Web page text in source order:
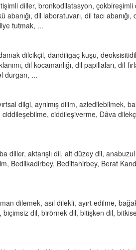
diller, bronkodilatasyon, çokbireşimli
abanığı, dil laboratuvarı, dil tacı
tutmak, ...
dilcikçil, dandiligaç kuşu,
dil kocamanlığı, dil papillaları, dil-
durgan, ...
dilgi, ayrılmış dilim, azledilebilmek,
ciddileşiverme, Dâva
diller, aktarışlı dil, alt düzey dil,
Bedilkadirbey, Bediltahirbey, Berat
dilemek, asıl dilekli, ayırt edilme,
dil, birörnek dil, bitişken dil,